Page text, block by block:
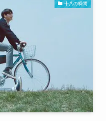
十八の瞬間